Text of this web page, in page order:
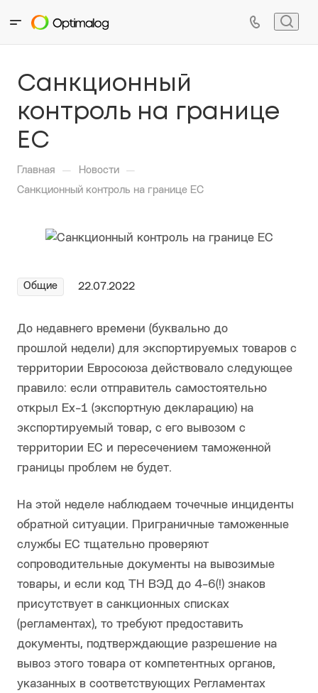
Санкционный
контроль на границе
ЕС
Главная — Новости —
Санкционный контроль на границе ЕС
Общие 22.07.2022
До недавнего времени (буквально до
прошлой недели) для экспортируемых товаров с
территории Евросоюза действовало следующее
правило: если отправитель самостоятельно
открыл Ex-1 (экспортную декларацию) на
экспортируемый товар, с его вывозом с
территории ЕС и пересечением таможенной
границы проблем не будет.
На этой неделе наблюдаем точечные инциденты
обратной ситуации. Приграничные таможенные
службы ЕС тщательно проверяют
сопроводительные документы на вывозимые
товары, и если код ТН ВЭД до 4-6(!) знаков
присутствует в санкционных списках
(регламентах), то требуют предоставить
документы, подтверждающие разрешение на
вывоз этого товара от компетентных органов,
указанных в соответствующих Регламентах